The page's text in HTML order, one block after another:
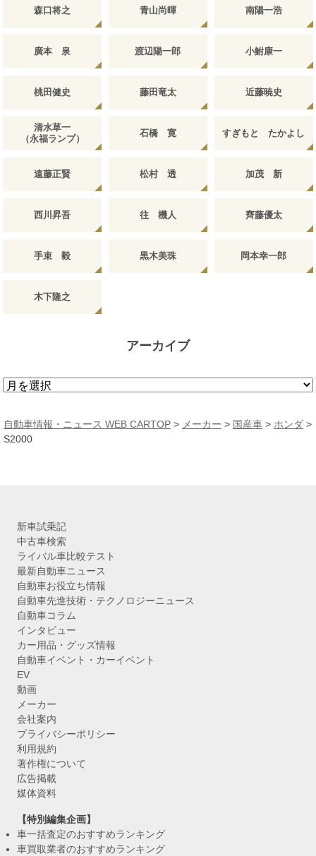
森口将之 青山尚暉 南陽一浩
廣本 泉 渡辺陽一郎 小鮒康一
桃田健史 藤田竜太 近藤暁史
清水草一
（永福ランプ）
石橋 寛 すぎもと たかよし
遠藤正賢 松村 透 加茂 新
西川昇吾 往 機人 齊藤優太
手束 毅 黒木美珠 岡本幸一郎
木下隆之
アーカイブ
ア
カ
イ
自動車情報・ニュース WEB CARTOP > メーカー > 国産車 > ホンダ >
S2000
新車試乗記
中古車検索
ライバル車比較テスト
最新自動車ニュース
自動車お役立ち情報
自動車先進技術・テクノロジーニュース
自動車コラム
インタビュー
カー用品・グッズ情報
自動車イベント・カーイベント
EV
動画
メーカー
会社案内
プライバシーポリシー
利用規約
著作権について
広告掲載
媒体資料
【特別編集企画】
車一括査定のおすすめランキング
車買取業者のおすすめランキング